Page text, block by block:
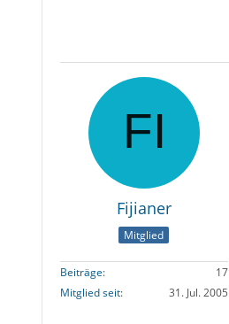
Fijianer
Mitglied
Beiträge
17
Mitglied seit
31. Jul. 2005